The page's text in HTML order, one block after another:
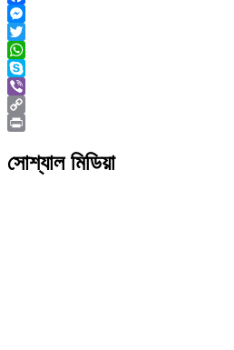
Facebook
Messenger
Twitter
WhatsApp
Skype
Viber
Copy
সোশ্যাল মিডিয়া